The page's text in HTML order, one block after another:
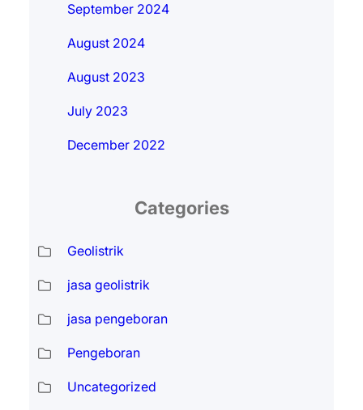
September 2024
August 2024
August 2023
July 2023
December 2022
Categories
Geolistrik
jasa geolistrik
jasa pengeboran
Pengeboran
Uncategorized